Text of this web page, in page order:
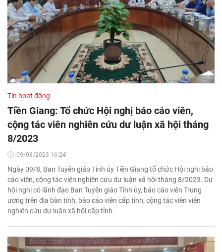
Tin hoạt động
Tiền Giang: Tổ chức Hội nghị báo cáo viên,
cộng tác viên nghiên cứu dư luận xã hội tháng
8/2023
09/08/2023 16:24'
Ngày 09/8, Ban Tuyên giáo Tỉnh ủy Tiền Giang tổ chức Hội nghị báo
cáo viên, cộng tác viên nghiên cứu dư luận xã hội tháng 8/2023. Dự
hội nghị có lãnh đạo Ban Tuyên giáo Tỉnh ủy, báo cáo viên Trung
ương trên địa bàn tỉnh, báo cáo viên cấp tỉnh; cộng tác viên viên
nghiên cứu dư luận xã hội cấp tỉnh.